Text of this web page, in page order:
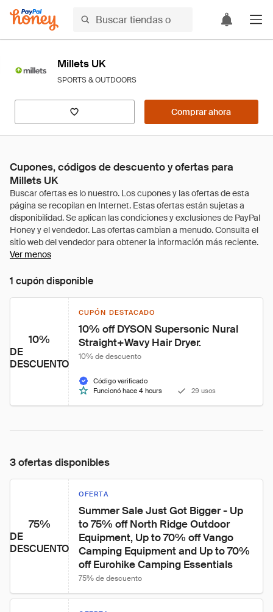
Millets UK
SPORTS & OUTDOORS
Comprar ahora
Cupones, códigos de descuento y ofertas para
Millets UK
Ver menos
1 cupón disponible
10%
DE
DESCUENTO
CUPÓN DESTACADO
10% off DYSON Supersonic Nural
Straight+Wavy Hair Dryer.
10% de descuento
Código verificado
Funcionó hace 4 hours
29 usos
3 ofertas disponibles
75%
DE
DESCUENTO
OFERTA
Summer Sale Just Got Bigger - Up
to 75% off North Ridge Outdoor
Equipment, Up to 70% off Vango
Camping Equipment and Up to 70%
off Eurohike Camping Essentials
75% de descuento